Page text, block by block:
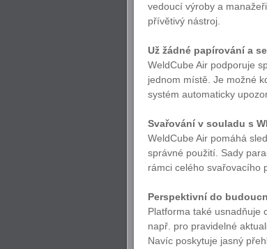
vedoucí výroby a
přívětivý nástroj.
Už žádné papírování a
WeldCube Air podporuje
jednom místě. Je možné
systém automaticky
Svařování v souladu s
WeldCube Air pomáhá
správné použití. Sady
rámci celého svařovacího
Perspektivní do
Platforma také usnadňuje
např. pro pravidelné
Navíc poskytuje jasný